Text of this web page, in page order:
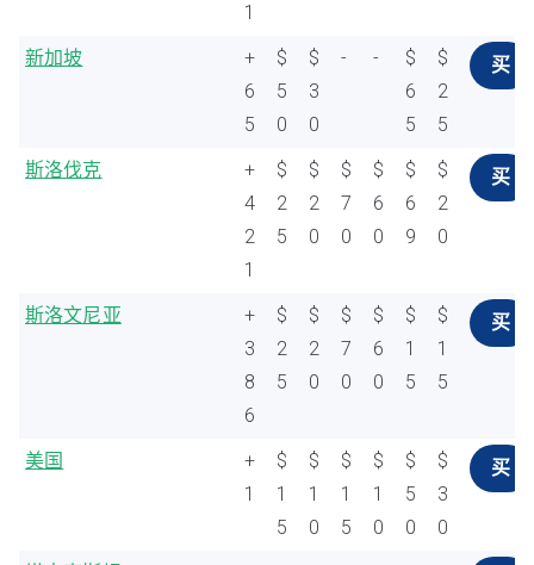
1
新加坡
+
6
5
$
5
0
$
3
0
- -
$
6
5
$
2
5
买
斯洛伐克
+
4
2
1
$
2
5
$
2
0
$
7
0
$
6
0
$
6
9
$
2
0
买
斯洛文尼亚
+
3
8
6
$
2
5
$
2
0
$
7
0
$
6
0
$
1
5
$
1
5
买
美国
+
1
$
1
5
$
1
0
$
1
5
$
1
0
$
5
0
$
3
0
买